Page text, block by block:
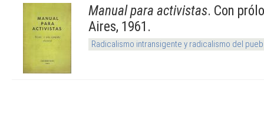
Manual para activistas. Con
Aires, 1961.
Radicalismo intransigente y radicalismo del